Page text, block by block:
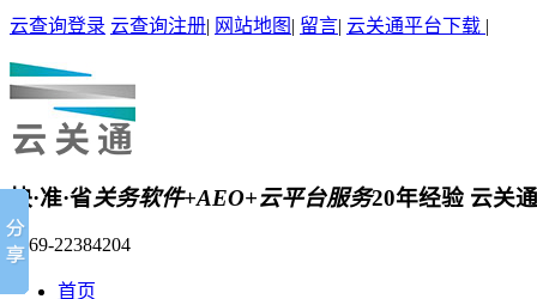
云查询登录 云查询注册| 网站地图 | 留言| 云关通平台下载 |
快·准·省关务软件+AEO+云平台服务20年经验 云关
0769-22384204
首页